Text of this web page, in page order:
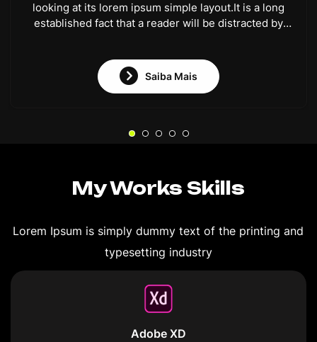
looking at its lorem ipsum simple layout.It is a long
established fact that a reader will be distracted by
Saiba Mais
My Works Skills
Lorem Ipsum is simply dummy text of the printing and
typesetting industry
Adobe XD